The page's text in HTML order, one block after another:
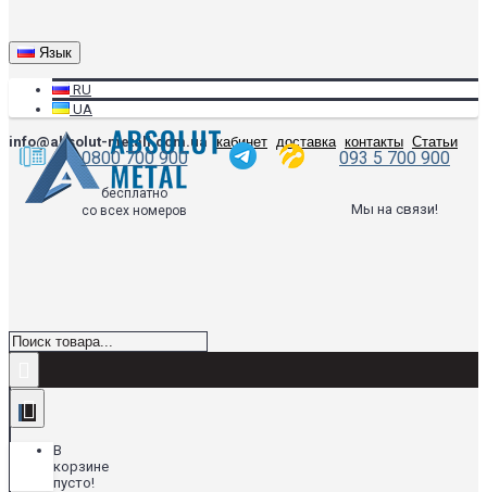
Язык
RU
UA
info@absolut-metall.com.ua
кабинет доставка контакты Статьи
0800 700 900 093 5 700 900
бесплатно
со всех номеров
Мы на связи!
В
корзине
пусто!